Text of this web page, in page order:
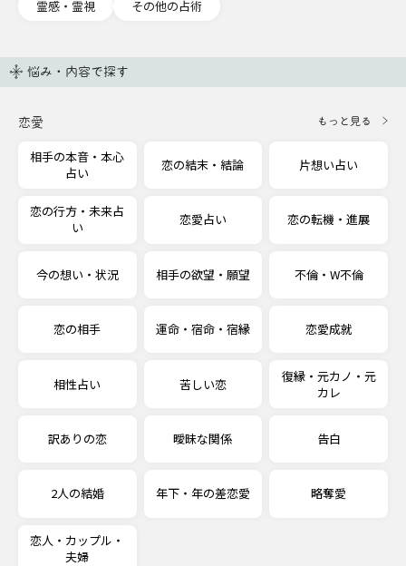
霊感・霊視 その他の占術
悩み・内容で探す
恋愛 もっと見る
相手の本音・本心
占い
恋の結末・結論 片想い占い
恋の行方・未来占
い
恋愛占い 恋の転機・進展
今の想い・状況 相手の欲望・願望 不倫・W不倫
恋の相手 運命・宿命・宿縁 恋愛成就
相性占い 苦しい恋
復縁・元カノ・元
カレ
訳ありの恋 曖昧な関係 告白
2人の結婚 年下・年の差恋愛 略奪愛
恋人・カップル・
夫婦